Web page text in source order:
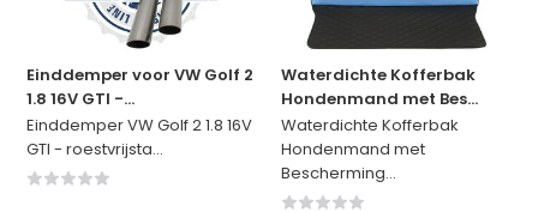
Einddemper voor VW Golf 2
1.8 16V GTI -...
Einddemper VW Golf 2 1.8 16V
GTI - roestvrijsta...
Waterdichte Kofferbak
Hondenmand met Bes...
Waterdichte Kofferbak
Hondenmand met
Bescherming...